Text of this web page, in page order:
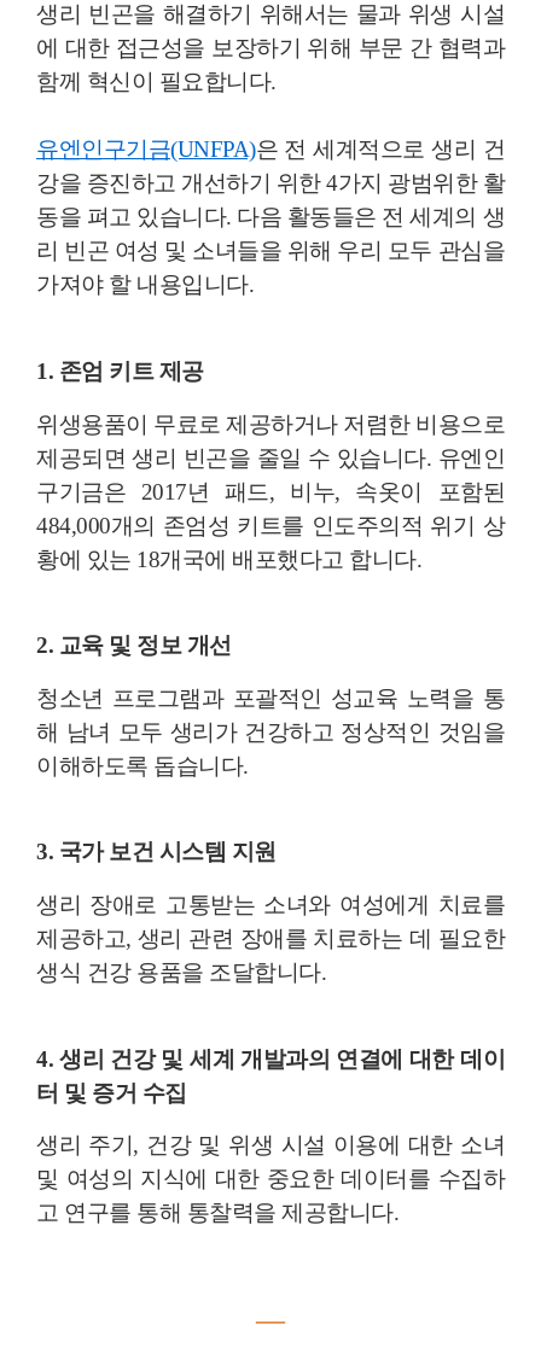
생리 빈곤을 해결하기 위해서는 물과 위생 시설
에 대한 접근성을 보장하기 위해 부문 간 협력과
함께 혁신이 필요합니다.
유엔인구기금(UNFPA)은 전 세계적으로 생리 건
강을 증진하고 개선하기 위한 4가지 광범위한 활
동을 펴고 있습니다. 다음 활동들은 전 세계의 생
리 빈곤 여성 및 소녀들을 위해 우리 모두 관심을
가져야 할 내용입니다.
1. 존엄 키트 제공
위생용품이 무료로 제공하거나 저렴한 비용으로
제공되면 생리 빈곤을 줄일 수 있습니다. 유엔인
구기금은 2017년 패드, 비누, 속옷이 포함된
484,000개의 존엄성 키트를 인도주의적 위기 상
황에 있는 18개국에 배포했다고 합니다.
2. 교육 및 정보 개선
청소년 프로그램과 포괄적인 성교육 노력을 통
해 남녀 모두 생리가 건강하고 정상적인 것임을
이해하도록 돕습니다.
3. 국가 보건 시스템 지원
생리 장애로 고통받는 소녀와 여성에게 치료를
제공하고, 생리 관련 장애를 치료하는 데 필요한
생식 건강 용품을 조달합니다.
4. 생리 건강 및 세계 개발과의 연결에 대한 데이
터 및 증거 수집
생리 주기, 건강 및 위생 시설 이용에 대한 소녀
및 여성의 지식에 대한 중요한 데이터를 수집하
고 연구를 통해 통찰력을 제공합니다.
―